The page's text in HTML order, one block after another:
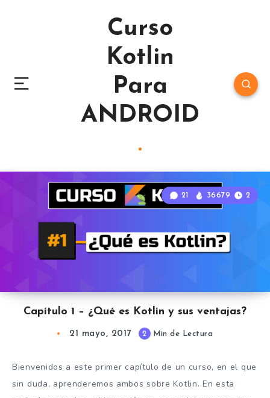
Curso
Kotlin
Para
ANDROID
21 36679 2
Capítulo 1 – ¿Qué es Kotlin y sus ventajas?
21 mayo, 2017 2 Min de Lectura
Bienvenidos a este primer capítulo de un curso, en el que
sin duda, aprenderemos ambos sobre Kotlin. En esta